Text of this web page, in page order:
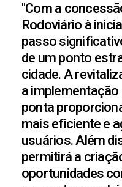
"Com a
Rodoviário à
passo
de um ponto
cidade. A
a
ponta
mais eficiente e
usuários. Além
permitirá a
oportunidades